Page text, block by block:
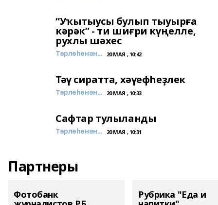
“Уҡытыусы булып тыуырға
кәрәк” - ти шиғри күңелле,
рухлы шәхес
Төрлөһөнән... 20 МАЯ , 10:42
Тәү сиратта, хәүефһеҙлек
Төрлөһөнән... 20 МАЯ , 10:33
Сафтар тулыланды
Төрлөһөнән... 20 МАЯ , 10:31
Партнеры
Фотобанк Рубрика "Еда и